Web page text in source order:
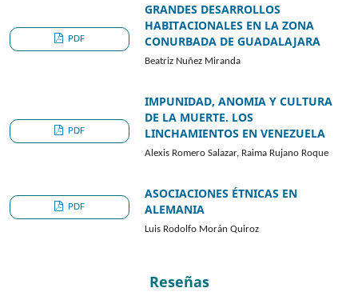
GRANDES DESARROLLOS
HABITACIONALES EN LA ZONA
CONURBADA DE GUADALAJARA
Beatriz Nuñez Miranda
PDF
IMPUNIDAD, ANOMIA Y CULTURA
DE LA MUERTE. LOS
LINCHAMIENTOS EN VENEZUELA
Alexis Romero Salazar, Raima Rujano Roque
PDF
ASOCIACIONES ÉTNICAS EN
ALEMANIA
Luis Rodolfo Morán Quiroz
PDF
Reseñas